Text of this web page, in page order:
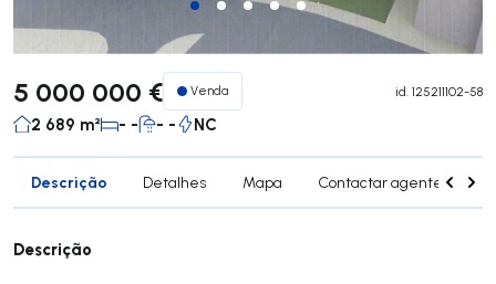
5 000 000 € Venda id. 125211102-58
2 689 m² - - - - NC
Descrição Detalhes Mapa Contactar agente
Descrição